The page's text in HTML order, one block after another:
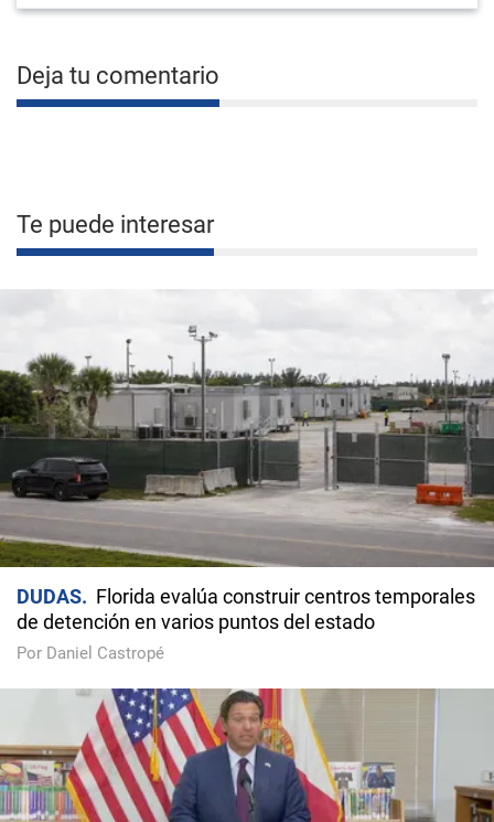
Deja tu comentario
Te puede interesar
DUDAS
Florida evalúa construir centros temporales
de detención en varios puntos del estado
Por Daniel Castropé